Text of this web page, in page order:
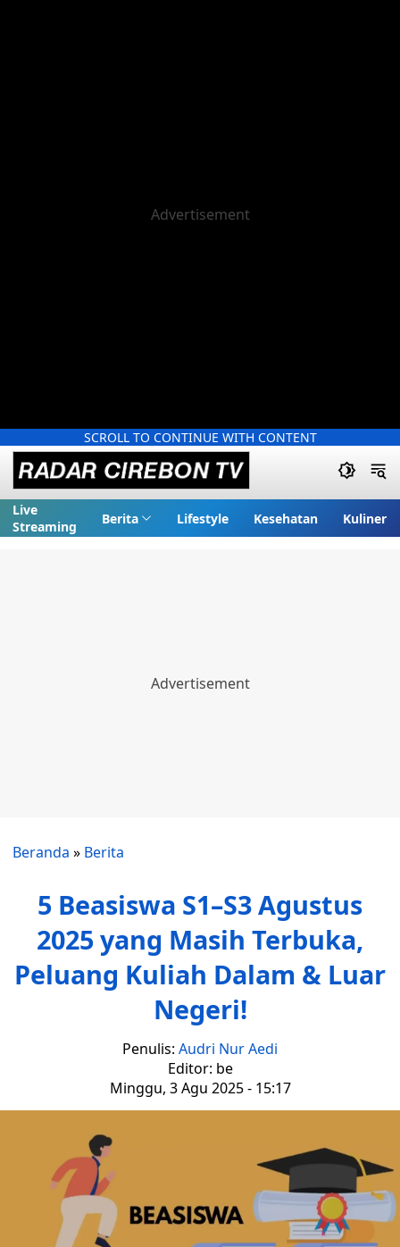
SCROLL TO CONTINUE WITH CONTENT
Live
Streaming
Berita Lifestyle Kesehatan Kuliner
Beranda » Berita
5 Beasiswa S1–S3 Agustus
2025 yang Masih Terbuka,
Peluang Kuliah Dalam & Luar
Negeri!
Penulis: Audri Nur Aedi
Editor: be
Minggu, 3 Agu 2025 - 15:17